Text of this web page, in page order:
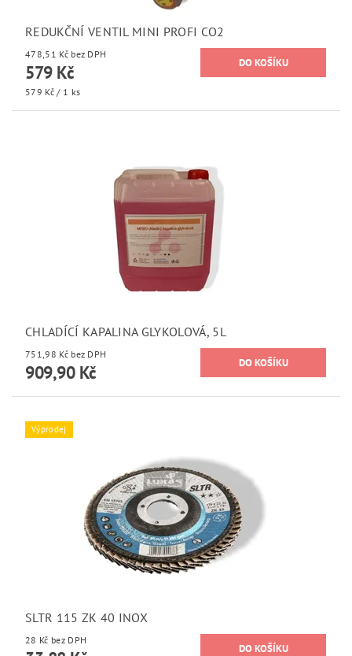
REDUKČNÍ VENTIL MINI PROFI CO2
478,51 Kč bez DPH
579 Kč
579 Kč / 1 ks
CHLADÍCÍ KAPALINA GLYKOLOVÁ, 5L
751,98 Kč bez DPH
909,90 Kč
Výprodej
SLTR 115 ZK 40 INOX
28 Kč bez DPH